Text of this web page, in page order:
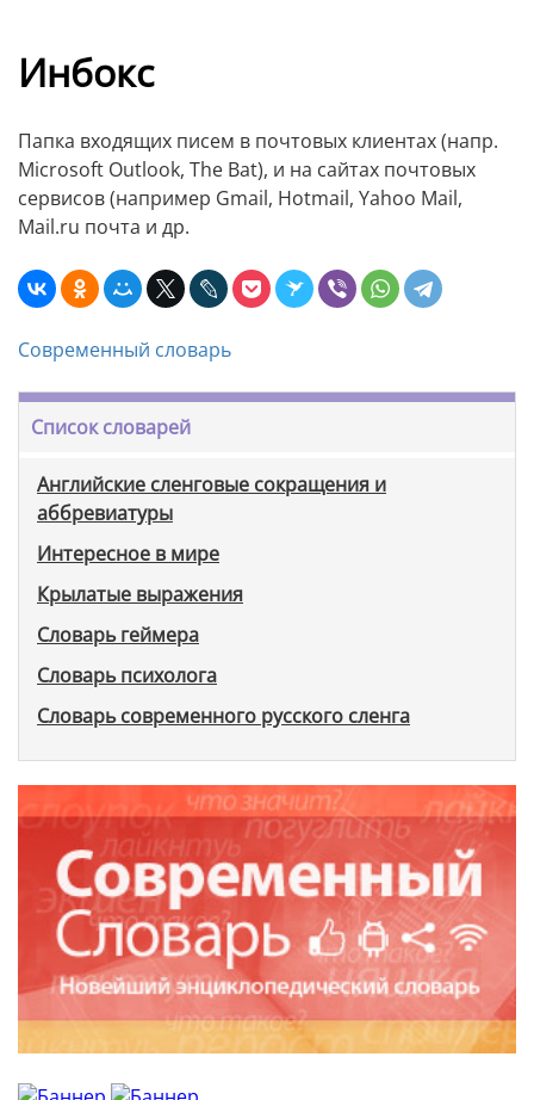
Инбокс
Папка входящих писем в почтовых клиентах (напр.
Microsoft Outlook, The Bat), и на сайтах почтовых
сервисов (например Gmail, Hotmail, Yahoo Mail,
Mail.ru почта и др.
Современный словарь
Список словарей
Английские сленговые сокращения и
аббревиатуры
Интересное в мире
Крылатые выражения
Словарь геймера
Словарь психолога
Словарь современного русского сленга